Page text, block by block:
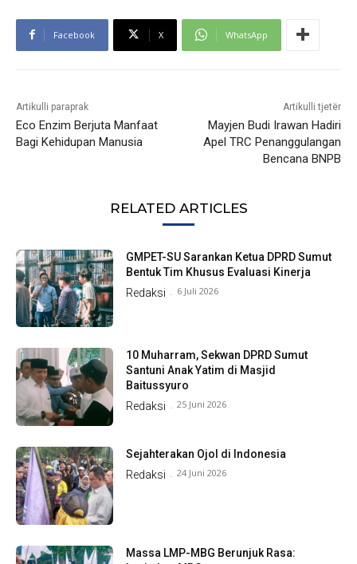
Facebook X WhatsApp
Artikulli paraprak
Eco Enzim Berjuta Manfaat
Bagi Kehidupan Manusia
Artikulli tjetër
Mayjen Budi Irawan Hadiri
Apel TRC Penanggulangan
Bencana BNPB
RELATED ARTICLES
GMPET-SU Sarankan Ketua DPRD Sumut
Bentuk Tim Khusus Evaluasi Kinerja
Redaksi - 6 Juli 2026
10 Muharram, Sekwan DPRD Sumut
Santuni Anak Yatim di Masjid
Baitussyuro
Redaksi - 25 Juni 2026
Sejahterakan Ojol di Indonesia
Redaksi - 24 Juni 2026
Massa LMP-MBG Berunjuk Rasa: